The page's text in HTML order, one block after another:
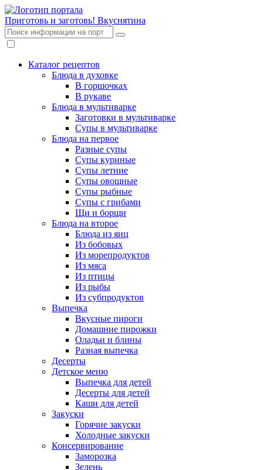
Приготовь и заготовь! Вкуснятина
Каталог рецептов
Блюда в духовке
В горшочках
В рукаве
Блюда в мультиварке
Заготовки в мультиварке
Супы в мультиварке
Блюда на первое
Разные супы
Супы куриные
Супы летние
Супы овощные
Супы рыбные
Супы с грибами
Щи и борщи
Блюда на второе
Блюда из яиц
Из бобовых
Из морепродуктов
Из мяса
Из птицы
Из рыбы
Из субпродуктов
Выпечка
Вкусные пироги
Домашние пирожки
Оладьи и блины
Разная выпечка
Десерты
Детское меню
Выпечка для детей
Десерты для детей
Каши для детей
Закуски
Горячие закуски
Холодные закуски
Консервирование
Заморозка
Зелень